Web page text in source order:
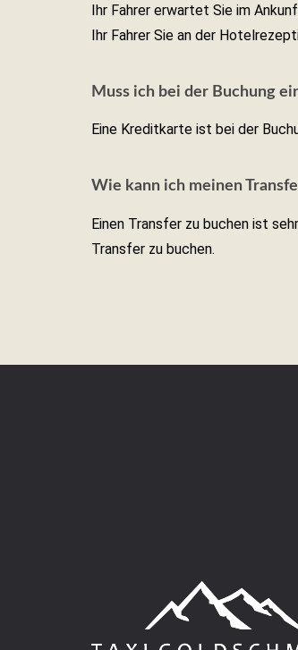
Ihr Fahrer erwartet Sie im
Ihr Fahrer Sie an der
Muss ich bei der Buchung
Eine Kreditkarte ist bei der
Wie kann ich meinen
Einen Transfer zu buchen ist
Transfer zu buchen.